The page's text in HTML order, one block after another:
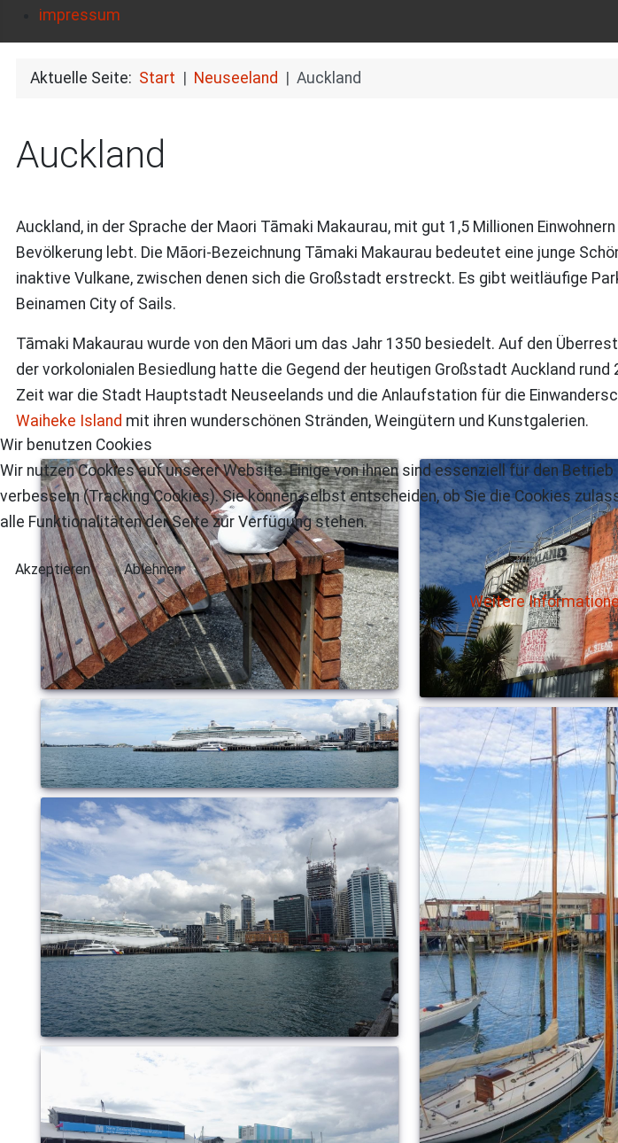
impressum
Aktuelle Seite: Start Neuseeland Auckland
Auckland
Auckland, in der Sprache der Maori Tāmaki Makaurau, mit gut 1,5 Millionen
Bevölkerung lebt. Die Māori-Bezeichnung Tāmaki Makaurau bedeutet eine junge
inaktive Vulkane, zwischen denen sich die Großstadt erstreckt. Es gibt weitläufige
Beinamen City of Sails.
Tāmaki Makaurau wurde von den Māori um das Jahr 1350 besiedelt. Auf den
der vorkolonialen Besiedlung hatte die Gegend der heutigen Großstadt Auckland rund
Zeit war die Stadt Hauptstadt Neuseelands und die Anlaufstation für die
Waiheke Island mit ihren wunderschönen Stränden, Weingütern und Kunstgalerien.
Wir benutzen Cookies
Wir nutzen Cookies auf unserer Website. Einige von ihnen sind essenziell für den
verbessern (Tracking Cookies). Sie können selbst entscheiden, ob Sie die Cookies
alle Funktionalitäten der Seite zur Verfügung stehen.
Akzeptieren Ablehnen
Weitere